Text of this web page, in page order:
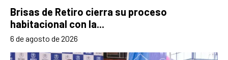
Brisas de Retiro cierra su proceso
habitacional con la...
6 de agosto de 2026